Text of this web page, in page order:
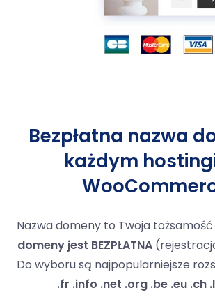
Bezpłatna nazwa
każdym
Nazwa domeny to Twoja tożsamość
domeny jest BEZPŁATNA
Do wyboru są najpopularniejsze
.fr .info .net .org .be .eu .ch